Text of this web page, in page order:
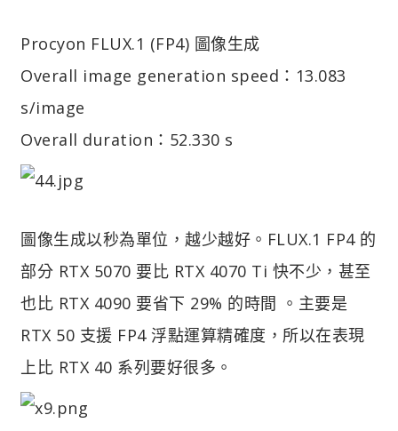
Procyon FLUX.1 (FP4) 圖像生成
Overall image generation speed：13.083
s/image
Overall duration：52.330 s
圖像生成以秒為單位，越少越好。FLUX.1 FP4 的
部分 RTX 5070 要比 RTX 4070 Ti 快不少，甚至
也比 RTX 4090 要省下 29% 的時間 。主要是
RTX 50 支援 FP4 浮點運算精確度，所以在表現
上比 RTX 40 系列要好很多。